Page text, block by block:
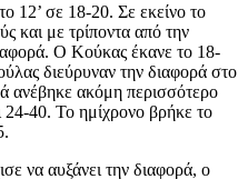
12’ σε 18-20. Σε εκείνο το
και με τρίποντα από την
Ο Κούκας έκανε το 18-
διεύρυναν την διαφορά στο
ανέβηκε ακόμη περισσότερο
24-40. Το ημίχρονο βρήκε το
να αυξάνει την διαφορά, ο